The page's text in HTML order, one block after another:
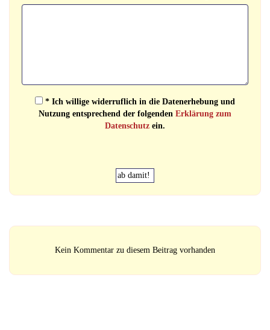
* Ich willige widerruflich in die Datenerhebung und
Nutzung entsprechend der folgenden Erklärung zum
Datenschutz ein.
Kein Kommentar zu diesem Beitrag vorhanden